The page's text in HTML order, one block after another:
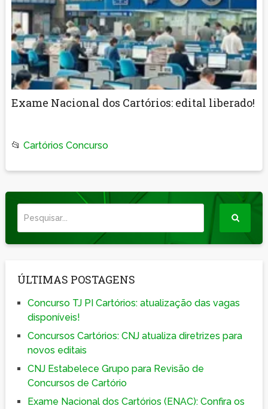
Exame Nacional dos Cartórios: edital liberado!
📂 Cartórios Concurso
ÚLTIMAS POSTAGENS
Concurso TJ PI Cartórios: atualização das vagas
disponíveis!
Concursos Cartórios: CNJ atualiza diretrizes para
novos editais
CNJ Estabelece Grupo para Revisão de
Concursos de Cartório
Exame Nacional dos Cartórios (ENAC): Confira os